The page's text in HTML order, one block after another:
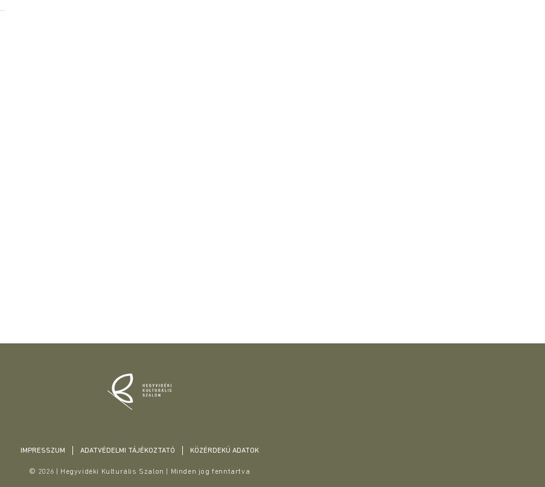
IMPRESSZUM ADATVÉDELMI TÁJÉKOZTATÓ KÖZÉRDEKŰ ADATOK
© 2026 | Hegyvidéki Kulturális Szalon | Minden jog fenntartva